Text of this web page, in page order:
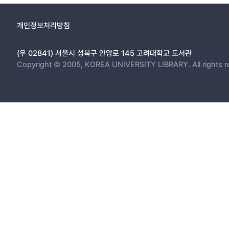
개인정보처리방침
(우 02841) 서울시 성북구 안암로 145 고려대학교 도서관
Copyright © 2005, KOREA UNIVERSITY LIBRARY. All rights